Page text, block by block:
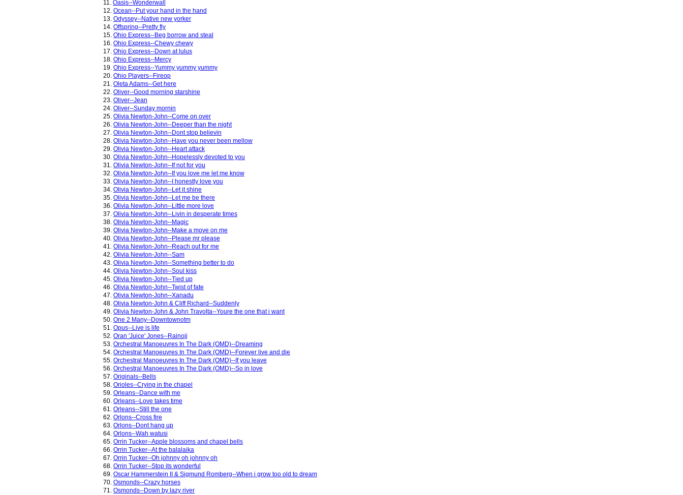
11. Oasis--Wonderwall
12. Ocean--Put your hand in the hand
13. Odyssey--Native new yorker
14. Offspring--Pretty fly
15. Ohio Express--Beg borrow and steal
16. Ohio Express--Chewy chewy
17. Ohio Express--Down at lulus
18. Ohio Express--Mercy
19. Ohio Express--Yummy yummy yummy
20. Ohio Players--Fireop
21. Oleta Adams--Get here
22. Oliver--Good morning starshine
23. Oliver--Jean
24. Oliver--Sunday mornin
25. Olivia Newton-John--Come on over
26. Olivia Newton-John--Deeper than the night
27. Olivia Newton-John--Dont stop believin
28. Olivia Newton-John--Have you never been mellow
29. Olivia Newton-John--Heart attack
30. Olivia Newton-John--Hopelessly devoted to you
31. Olivia Newton-John--If not for you
32. Olivia Newton-John--If you love me let me know
33. Olivia Newton-John--I honestly love you
34. Olivia Newton-John--Let it shine
35. Olivia Newton-John--Let me be there
36. Olivia Newton-John--Little more love
37. Olivia Newton-John--Livin in desperate times
38. Olivia Newton-John--Magic
39. Olivia Newton-John--Make a move on me
40. Olivia Newton-John--Please mr please
41. Olivia Newton-John--Reach out for me
42. Olivia Newton-John--Sam
43. Olivia Newton-John--Something better to do
44. Olivia Newton-John--Soul kiss
45. Olivia Newton-John--Tied up
46. Olivia Newton-John--Twist of fate
47. Olivia Newton-John--Xanadu
48. Olivia Newton-John & Cliff Richard--Suddenly
49. Olivia Newton-John & John Travolta--Youre the one that i want
50. One 2 Many--Downtownotm
51. Opus--Live is life
52. Oran 'Juice' Jones--Rainojj
53. Orchestral Manoeuvres In The Dark (OMD)--Dreaming
54. Orchestral Manoeuvres In The Dark (OMD)--Forever live and die
55. Orchestral Manoeuvres In The Dark (OMD)--If you leave
56. Orchestral Manoeuvres In The Dark (OMD)--So in love
57. Originals--Bells
58. Orioles--Crying in the chapel
59. Orleans--Dance with me
60. Orleans--Love takes time
61. Orleans--Still the one
62. Orlons--Cross fire
63. Orlons--Dont hang up
64. Orlons--Wah watusi
65. Orrin Tucker--Apple blossoms and chapel bells
66. Orrin Tucker--At the balalaika
67. Orrin Tucker--Oh johnny oh johnny oh
68. Orrin Tucker--Stop its wonderful
69. Oscar Hammerstein II & Sigmund Romberg--When i grow too old to dream
70. Osmonds--Crazy horses
71. Osmonds--Down by lazy river